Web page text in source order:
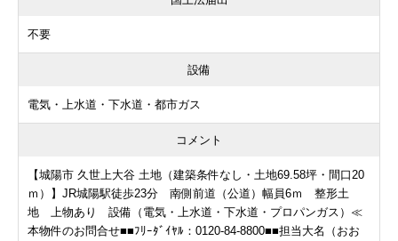
不要
設備
電気・上水道・下水道・都市ガス
コメント
【城陽市 久世上大谷 土地（建築条件なし・土地69.58坪・間口20
ｍ）】JR城陽駅徒歩23分 南側前道（公道）幅員6ｍ 整形土
地 上物あり 設備（電気・上水道・下水道・プロパンガス）≪
本物件のお問合せ■■ﾌﾘｰﾀﾞｲﾔﾙ：0120-84-8800■■担当大名（おお